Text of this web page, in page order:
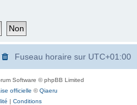
c
Fuseau horaire sur UTC+01:00
Software © phpBB Limited
officielle ©Qiaeru
| Conditions